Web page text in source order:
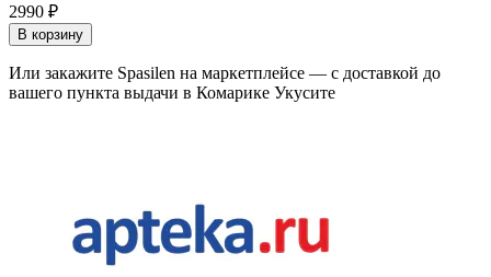
2990 ₽
В корзину
Или закажите Spasilen на маркетплейсе — с доставкой до
вашего пункта выдачи в Комарике Укусите